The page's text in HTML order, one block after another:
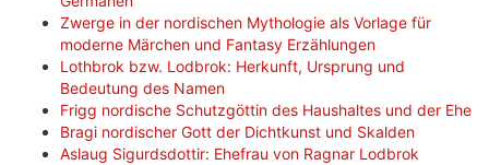
Zwerge in der nordischen Mythologie als Vorlage für
moderne Märchen und Fantasy Erzählungen
Lothbrok bzw. Lodbrok: Herkunft, Ursprung und
Bedeutung des Namen
Frigg nordische Schutzgöttin des Haushaltes und der Ehe
Bragi nordischer Gott der Dichtkunst und Skalden
Aslaug Sigurdsdottir: Ehefrau von Ragnar Lodbrok